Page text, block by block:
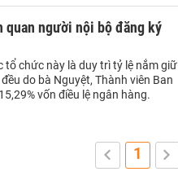
quan người nội bộ đăng ký
tổ chức này là duy trì tỷ lệ nắm giữ
do bà Nguyệt, Thành viên Ban
vốn điều lệ ngân hàng.
1